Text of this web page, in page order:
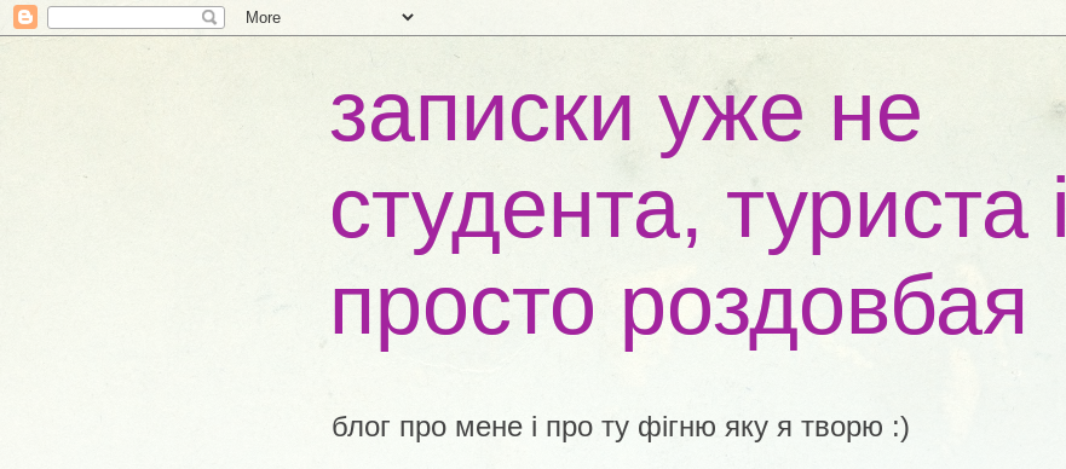
записки уже не
студента, туриста і
просто роздовбая
блог про мене і про ту фігню яку я творю :)